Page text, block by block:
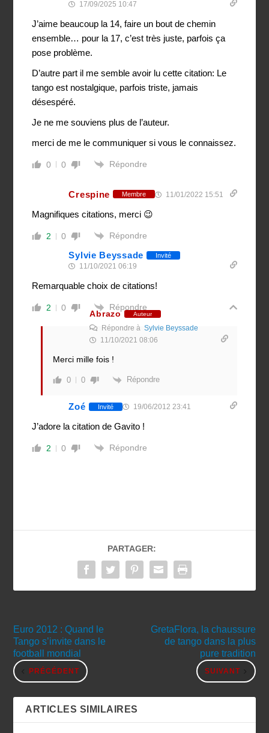
17/09/2025 10:47
J’aime beaucoup la 14, faire un bout de chemin
ensemble… pour la 17, c’est très juste, parfois ça
pose problème.
D’autre part il me semble avoir lu cette citation: Le
tango est nostalgique, parfois triste, jamais
désespéré.
Je ne me souviens plus de l’auteur.
merci de me le communiquer si vous le connaissez.
0 0 Répondre
Crespine Membre 11/01/2022 15:51
Magnifiques citations, merci 😉
2 0 Répondre
Sylvie Beyssade Invité
11/10/2021 06:19
Remarquable choix de citations!
2 0 Répondre
Abrazo Auteur
Répondre àSylvie Beyssade
11/10/2021 08:06
Merci mille fois !
0 0 Répondre
Zoé Invité 19/06/2012 23:41
J’adore la citation de Gavito !
2 0 Répondre
PARTAGER:
Euro 2012 : Quand le
Tango s’invite dans le
football mondial
PRÉCÉDENT
GretaFlora, la chaussure
de tango dans la plus
pure tradition
SUIVANT
ARTICLES SIMILAIRES